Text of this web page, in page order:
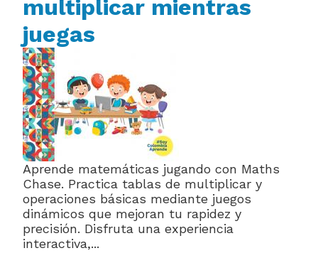
multiplicar mientras
juegas
Aprende matemáticas jugando con Maths
Chase. Practica tablas de multiplicar y
operaciones básicas mediante juegos
dinámicos que mejoran tu rapidez y
precisión. Disfruta una experiencia
interactiva,...